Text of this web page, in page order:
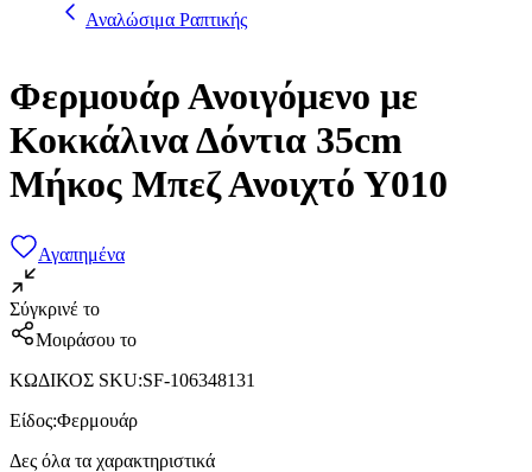
Αναλώσιμα Ραπτικής
Φερμουάρ Ανοιγόμενο με
Κοκκάλινα Δόντια 35cm
Μήκος Μπεζ Ανοιχτό Υ010
Αγαπημένα
Σύγκρινέ το
Μοιράσου το
ΚΩΔΙΚΟΣ SKU:SF-106348131
Είδος:Φερμουάρ
Δες όλα τα χαρακτηριστικά